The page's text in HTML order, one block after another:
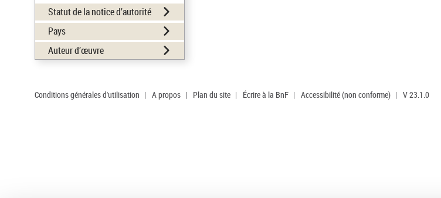
Statut de la notice d’autorité
Pays
Auteur d’œuvre
Conditions générales d'utilisation | A propos | Plan du site | Écrire à la BnF | Accessibilité (non conforme) | V 23.1.0